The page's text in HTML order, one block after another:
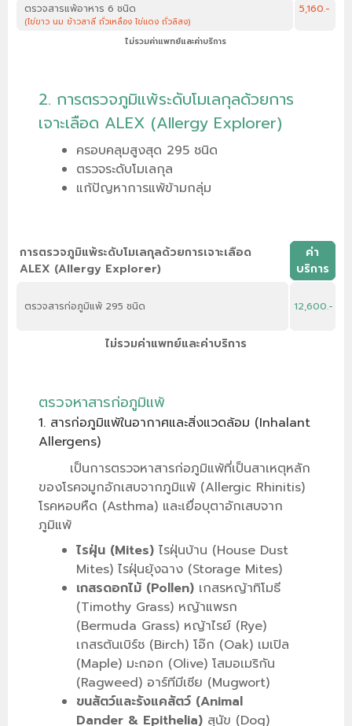
ตรวจสารแพ้อาหาร 6 ชนิด
(ไข่ขาว นม ข้าวสาลี ถั่วเหลือง ไข่แดง ถั่วลิสง)
5,160.-
ไม่รวมค่าแพทย์และค่าบริการ
2. การตรวจภูมิแพ้ระดับโมเลกุลด้วยการ
เจาะเลือด ALEX (Allergy Explorer)
ครอบคลุมสูงสุด 295 ชนิด
ตรวจระดับโมเลกุล
แก้ปัญหาการแพ้ข้ามกลุ่ม
การตรวจภูมิแพ้ระดับโมเลกุลด้วยการเจาะเลือด
ALEX (Allergy Explorer)
ค่า
บริการ
ตรวจสารก่อภูมิแพ้ 295 ชนิด 12,600.-
ไม่รวมค่าแพทย์และค่าบริการ
ตรวจหาสารก่อภูมิแพ้
1. สารก่อภูมิแพ้ในอากาศและสิ่งแวดล้อม (Inhalant
Allergens)
เป็นการตรวจหาสารก่อภูมิแพ้ที่เป็นสาเหตุหลัก
ของโรคจมูกอักเสบจากภูมิแพ้ (Allergic Rhinitis)
โรคหอบหืด (Asthma) และเยื่อบุตาอักเสบจาก
ภูมิแพ้
ไรฝุ่น (Mites)ไรฝุ่นบ้าน (House Dust
Mites) ไรฝุ่นยุ้งฉาง (Storage Mites)
เกสรดอกไม้ (Pollen)เกสรหญ้าทิโมธี
(Timothy Grass) หญ้าแพรก
(Bermuda Grass) หญ้าไรย์ (Rye)
เกสรต้นเบิร์ช (Birch) โอ๊ก (Oak) เมเปิล
(Maple) มะกอก (Olive) โสมอเมริกัน
(Ragweed) อาร์ทีมีเซีย (Mugwort)
ขนสัตว์และรังแคสัตว์ (Animal
Dander & Epithelia)สุนัข (Dog)